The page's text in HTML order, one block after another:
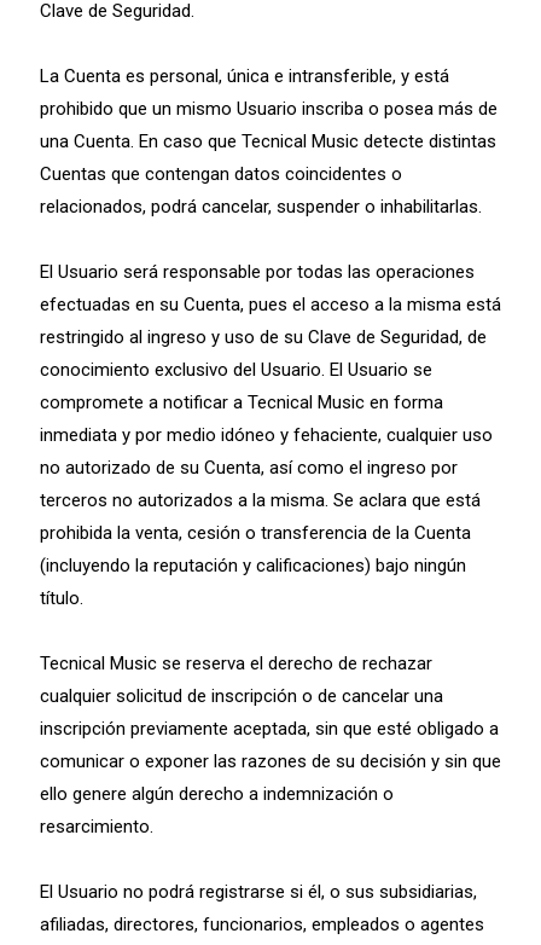
Clave de Seguridad.
La Cuenta es personal, única e intransferible, y está
prohibido que un mismo Usuario inscriba o posea más de
una Cuenta. En caso que Tecnical Music detecte distintas
Cuentas que contengan datos coincidentes o
relacionados, podrá cancelar, suspender o inhabilitarlas.
El Usuario será responsable por todas las operaciones
efectuadas en su Cuenta, pues el acceso a la misma está
restringido al ingreso y uso de su Clave de Seguridad, de
conocimiento exclusivo del Usuario. El Usuario se
compromete a notificar a Tecnical Music en forma
inmediata y por medio idóneo y fehaciente, cualquier uso
no autorizado de su Cuenta, así como el ingreso por
terceros no autorizados a la misma. Se aclara que está
prohibida la venta, cesión o transferencia de la Cuenta
(incluyendo la reputación y calificaciones) bajo ningún
título.
Tecnical Music se reserva el derecho de rechazar
cualquier solicitud de inscripción o de cancelar una
inscripción previamente aceptada, sin que esté obligado a
comunicar o exponer las razones de su decisión y sin que
ello genere algún derecho a indemnización o
resarcimiento.
El Usuario no podrá registrarse si él, o sus subsidiarias,
afiliadas, directores, funcionarios, empleados o agentes